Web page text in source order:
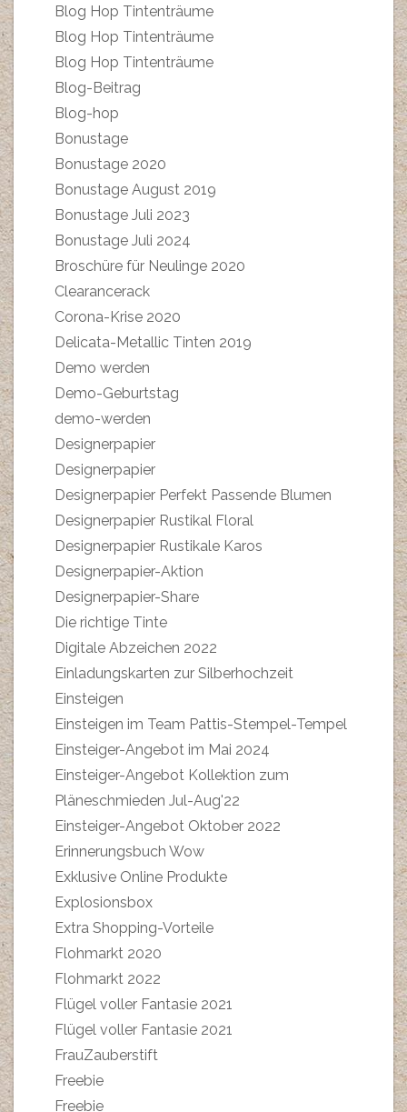
Blog Hop Tintenträume
Blog Hop Tintenträume
Blog Hop Tintenträume
Blog-Beitrag
Blog-hop
Bonustage
Bonustage 2020
Bonustage August 2019
Bonustage Juli 2023
Bonustage Juli 2024
Broschüre für Neulinge 2020
Clearancerack
Corona-Krise 2020
Delicata-Metallic Tinten 2019
Demo werden
Demo-Geburtstag
demo-werden
Designerpapier
Designerpapier
Designerpapier Perfekt Passende Blumen
Designerpapier Rustikal Floral
Designerpapier Rustikale Karos
Designerpapier-Aktion
Designerpapier-Share
Die richtige Tinte
Digitale Abzeichen 2022
Einladungskarten zur Silberhochzeit
Einsteigen
Einsteigen im Team Pattis-Stempel-Tempel
Einsteiger-Angebot im Mai 2024
Einsteiger-Angebot Kollektion zum
Pläneschmieden Jul-Aug'22
Einsteiger-Angebot Oktober 2022
Erinnerungsbuch Wow
Exklusive Online Produkte
Explosionsbox
Extra Shopping-Vorteile
Flohmarkt 2020
Flohmarkt 2022
Flügel voller Fantasie 2021
Flügel voller Fantasie 2021
FrauZauberstift
Freebie
Freebie